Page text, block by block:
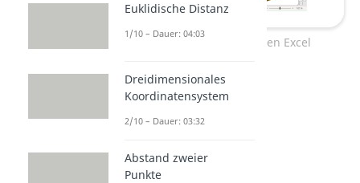
Kreisdiagramm erstellen Excel
Euklidische Distanz
1/10 – Dauer: 04:03
Dreidimensionales
Koordinatensystem
2/10 – Dauer: 03:32
Abstand zweier
Punkte